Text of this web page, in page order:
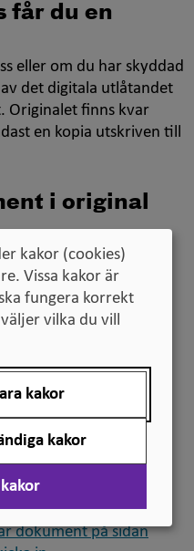
får du en
eller om du har skyddad
det digitala utlåtandet
Originalet finns kvar
en kopia utskriven till
i original
till oss så skickas
med
meddelande när
och hämtar ut
av din utländska
eller alla dina
också en pdf-fil med
pappersdokument.
dokument på sidan
kakor (cookies)
Vissa kakor är
fungera korrekt
vilka du vill
kakor
kakor